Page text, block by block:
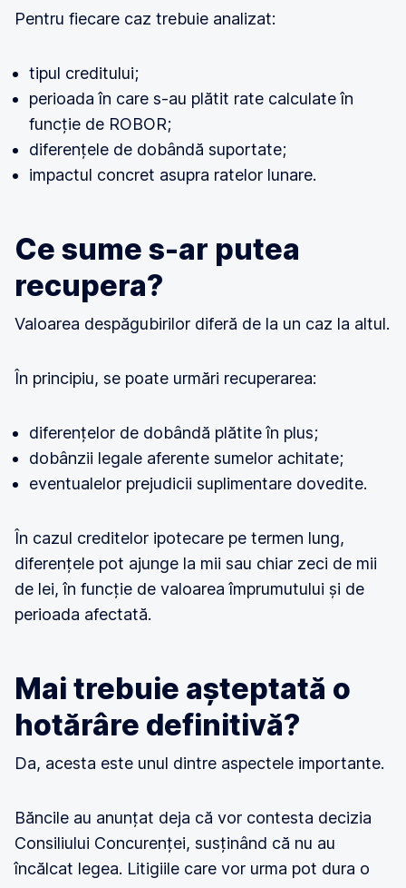
Pentru fiecare caz trebuie analizat:
tipul creditului;
perioada în care s-au plătit rate calculate în
funcție de ROBOR;
diferențele de dobândă suportate;
impactul concret asupra ratelor lunare.
Ce sume s-ar putea
recupera?
Valoarea despăgubirilor diferă de la un caz la altul.
În principiu, se poate urmări recuperarea:
diferențelor de dobândă plătite în plus;
dobânzii legale aferente sumelor achitate;
eventualelor prejudicii suplimentare dovedite.
În cazul creditelor ipotecare pe termen lung,
diferențele pot ajunge la mii sau chiar zeci de mii
de lei, în funcție de valoarea împrumutului și de
perioada afectată.
Mai trebuie așteptată o
hotărâre definitivă?
Da, acesta este unul dintre aspectele importante.
Băncile au anunțat deja că vor contesta decizia
Consiliului Concurenței, susținând că nu au
încălcat legea. Litigiile care vor urma pot dura o